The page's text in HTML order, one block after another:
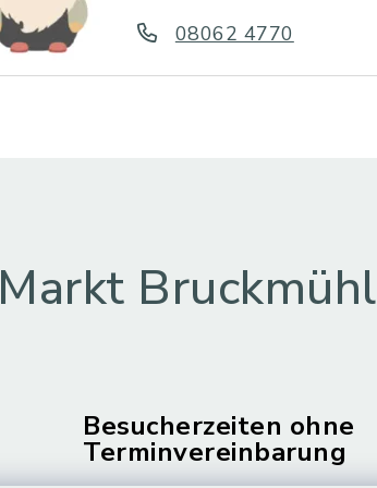
08062 4770
Markt Bruckmühl
Besucherzeiten ohne
Terminvereinbarung